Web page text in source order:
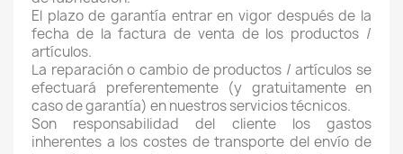
El plazo de garantía entrar en vigor después de la
fecha de la factura de venta de los productos /
artículos.
La reparación o cambio de productos / artículos se
efectuará preferentemente (y gratuitamente en
caso de garantía) en nuestros servicios técnicos.
Son responsabilidad del cliente los gastos
inherentes a los costes de transporte del envío de